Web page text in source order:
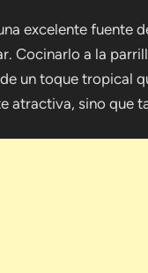
excelente fuente
Cocinarlo a la
un toque tropical
atractiva, sino que